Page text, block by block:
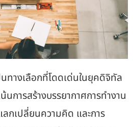
างเลือกที่โดดเด่นในยุคดิจิทัล
นการสร้างบรรยากาศการทำงาน
ลกเปลี่ยนความคิด และการ